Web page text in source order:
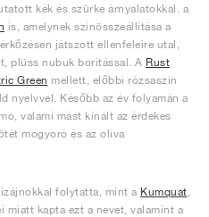
kék és szürke árnyalatokkal. a
is, amelynek színösszeállítása a
játszott ellenfeleire utal,
plüss nubuk borítással. A Rust
Green mellett, előbbi rózsaszín
nyelvvel. Később az év folyamán a
valami mást kínált az érdekes
mogyoró és az olíva
folytatta, mint a Kumquat
miatt kapta ezt a nevet, valamint a